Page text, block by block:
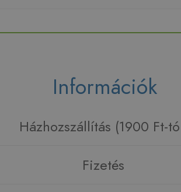
Információk
Házhozszállítás (1900 Ft-
Fizetés